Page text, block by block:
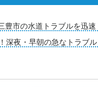
豊市の水道トラブルを迅
深夜・早朝の急なトラブ